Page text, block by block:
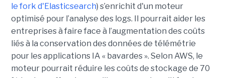
le fork d'Elasticsearch) s’enrichit d'un moteur
optimisé pour l’analyse des logs. Il pourrait aider les
entreprises à faire face à l’augmentation des coûts
liés à la conservation des données de télémétrie
pour les applications IA « bavardes ». Selon AWS, le
moteur pourrait réduire les coûts de stockage de 70